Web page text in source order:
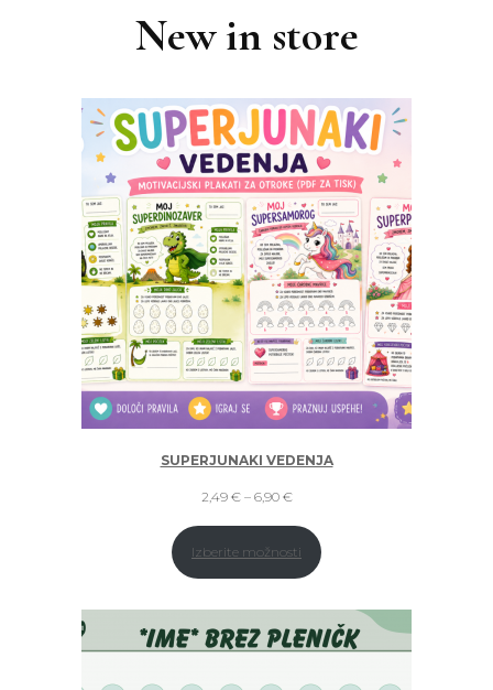
New in store
SUPERJUNAKI VEDENJA
2,49 € – 6,90 €Cenovni
razpon:
od
6,90 €
Izberite možnosti